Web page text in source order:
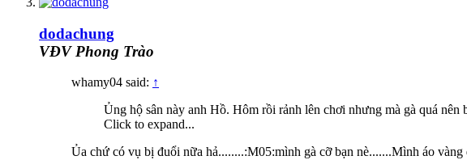
dodachung
VĐV Phong Trào
whamy04 said: ↑
Ủng hộ sân này anh Hồ. Hôm rồi rảnh lên chơi nhưng mà gà quá
Click to expand...
Ủa chứ có vụ bị đuổi nữa hả........:M05:mình gà cỡ bạn nè.......Mình áo